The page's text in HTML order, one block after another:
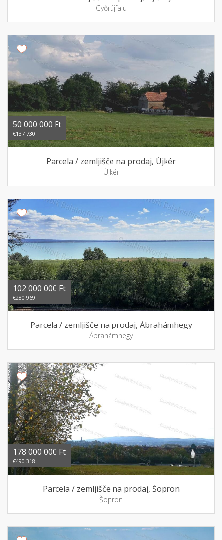
Győrújfalu
50 000 000 Ft
€137 730
Parcela / zemljišče na prodaj, Újkér
Újkér
102 000 000 Ft
€280 969
Parcela / zemljišče na prodaj, Ábrahámhegy
Ábrahámhegy
178 000 000 Ft
€490 318
Parcela / zemljišče na prodaj, Šopron
Šopron